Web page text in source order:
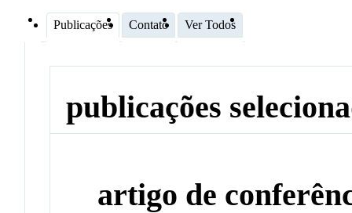
Publicações Contato Ver Todos
publicações
artigo de